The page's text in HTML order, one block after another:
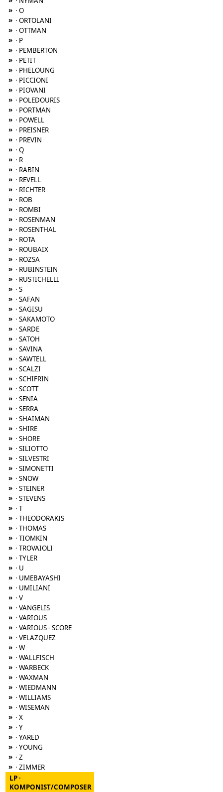
» · O
» · ORTOLANI
» · OTTMAN
» · P
» · PEMBERTON
» · PETIT
» · PHELOUNG
» · PICCIONI
» · PIOVANI
» · POLEDOURIS
» · PORTMAN
» · POWELL
» · PREISNER
» · PREVIN
» · Q
» · R
» · RABIN
» · REVELL
» · RICHTER
» · ROB
» · ROMBI
» · ROSENMAN
» · ROSENTHAL
» · ROTA
» · ROUBAIX
» · ROZSA
» · RUBINSTEIN
» · RUSTICHELLI
» · S
» · SAFAN
» · SAGISU
» · SAKAMOTO
» · SARDE
» · SATOH
» · SAVINA
» · SAWTELL
» · SCALZI
» · SCHIFRIN
» · SCOTT
» · SENIA
» · SERRA
» · SHAIMAN
» · SHIRE
» · SHORE
» · SILIOTTO
» · SILVESTRI
» · SIMONETTI
» · SNOW
» · STEINER
» · STEVENS
» · T
» · THEODORAKIS
» · THOMAS
» · TIOMKIN
» · TROVAIOLI
» · TYLER
» · U
» · UMEBAYASHI
» · UMILIANI
» · V
» · VANGELIS
» · VARIOUS
» · VARIOUS - SCORE
» · VELAZQUEZ
» · W
» · WALLFISCH
» · WARBECK
» · WAXMAN
» · WIEDMANN
» · WILLIAMS
» · WISEMAN
» · X
» · Y
» · YARED
» · YOUNG
» · Z
» · ZIMMER
LP ·
KOMPONIST/COMPOSER